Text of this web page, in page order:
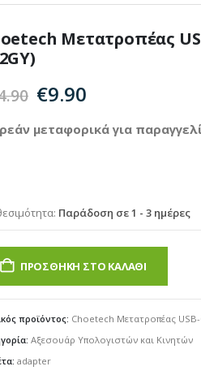
Μετατροπέας
Original
was:
€9.90
τιμή
μεταφορικά για
Παράδοση σε 1 - 3 ημέρες
ΠΡΟΣΘΉΚΗ ΣΤΟ ΚΑΛΆΘΙ
προϊόντος: Choetech Μετατροπέας
Αξεσουάρ Υπολογιστών και Κινητών
adapter